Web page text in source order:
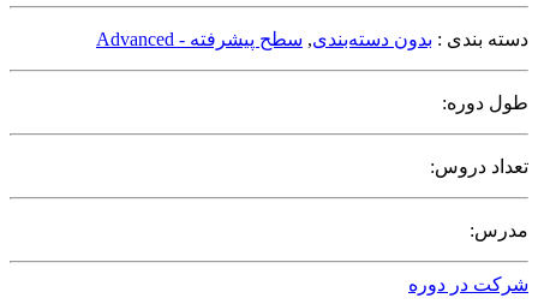
دسته بندی : بدون دسته‌بندی, سطح پیشرفته - Advanced
طول دوره:
تعداد دروس:
مدرس:
شرکت در دوره